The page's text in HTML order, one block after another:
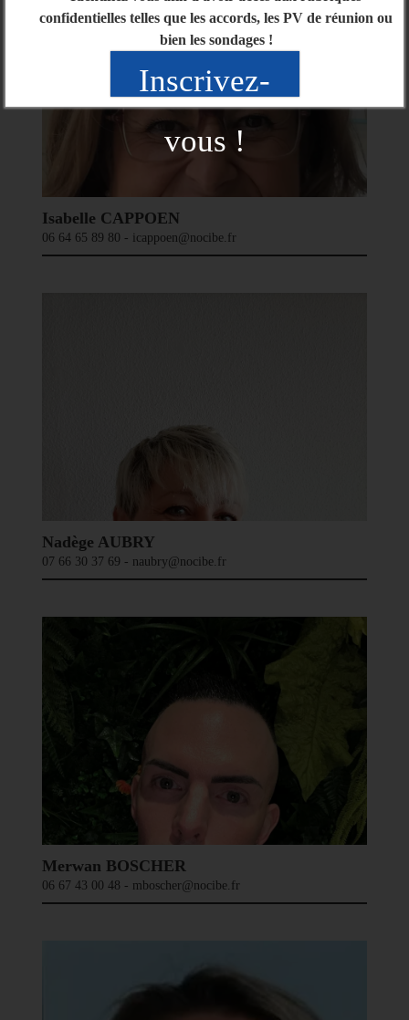
confidentielles telles que les accords, les PV de réunion ou
bien les sondages !
Inscrivez-
vous !
Isabelle CAPPOEN
06 64 65 89 80 - icappoen@nocibe.fr
Nadège AUBRY
07 66 30 37 69 - naubry@nocibe.fr
Merwan BOSCHER
06 67 43 00 48 - mboscher@nocibe.fr